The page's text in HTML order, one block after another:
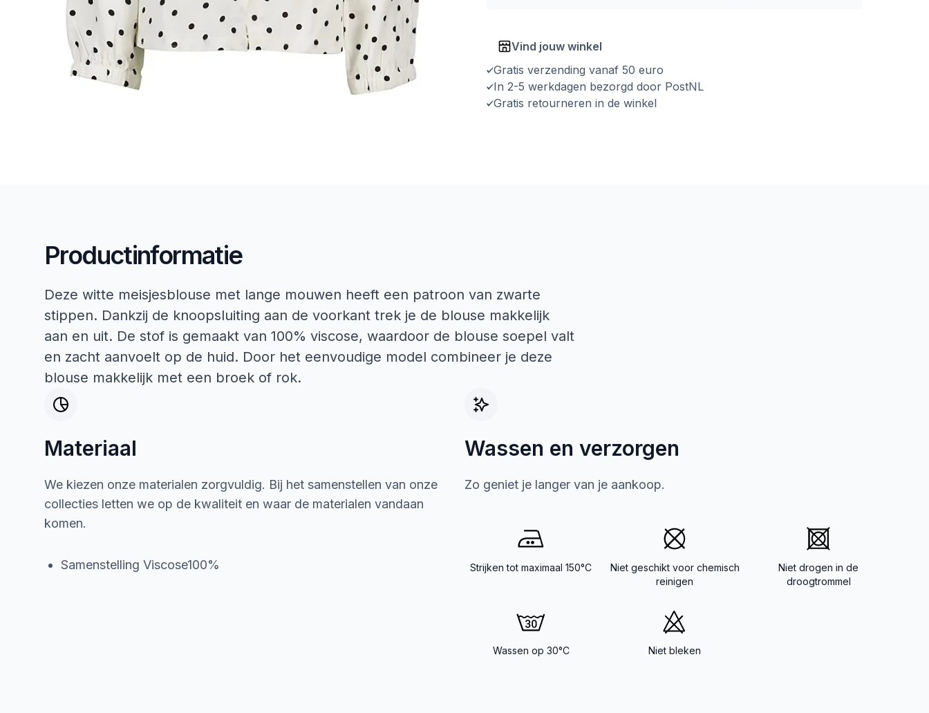
Vind jouw winkel
Gratis verzending vanaf 50 euro
In 2-5 werkdagen bezorgd door PostNL
Gratis retourneren in de winkel
Productinformatie
Deze witte meisjesblouse met lange mouwen heeft een patroon van zwarte
stippen. Dankzij de knoopsluiting aan de voorkant trek je de blouse makkelijk
aan en uit. De stof is gemaakt van 100% viscose, waardoor de blouse soepel valt
en zacht aanvoelt op de huid. Door het eenvoudige model combineer je deze
blouse makkelijk met een broek of rok.
Materiaal
We kiezen onze materialen zorgvuldig. Bij het samenstellen van onze
collecties letten we op de kwaliteit en waar de materialen vandaan
komen.
Samenstelling Viscose100%
Wassen en verzorgen
Zo geniet je langer van je aankoop.
Strijken tot maximaal 150°C
Niet geschikt voor chemisch
reinigen
Niet drogen in de
droogtrommel
Wassen op 30°C Niet bleken